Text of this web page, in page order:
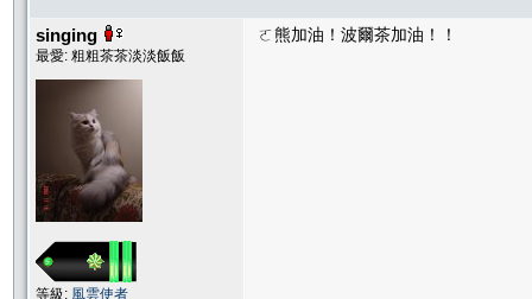
singing
最愛: 粗粗茶茶淡淡飯飯
等級: 風雲使者
ㄛ熊加油！波爾茶加油！！